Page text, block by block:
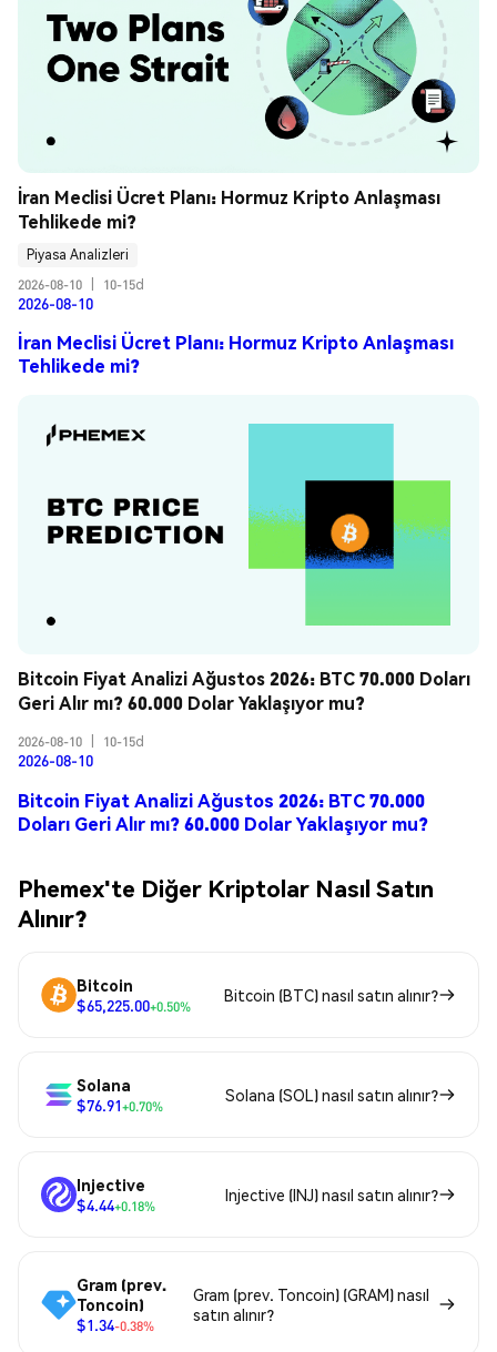
İran Meclisi Ücret Planı: Hormuz Kripto Anlaşması
Tehlikede mi?
Piyasa Analizleri
2026-08-10
10-15d
2026-08-10
İran Meclisi Ücret Planı: Hormuz Kripto Anlaşması
Tehlikede mi?
Bitcoin Fiyat Analizi Ağustos 2026: BTC 70.000 Doları
Geri Alır mı? 60.000 Dolar Yaklaşıyor mu?
2026-08-10 10-15d
2026-08-10
Bitcoin Fiyat Analizi Ağustos 2026: BTC 70.000
Doları Geri Alır mı? 60.000 Dolar Yaklaşıyor mu?
Phemex'te Diğer Kriptolar Nasıl Satın
Alınır?
Bitcoin
$65,225.00+0.50%
Bitcoin (BTC) nasıl satın alınır?
Solana
$76.91+0.70%
Solana (SOL) nasıl satın alınır?
Injective
$4.44+0.18%
Injective (INJ) nasıl satın alınır?
Gram (prev.
Toncoin)
$1.34-0.38%
Gram (prev. Toncoin) (GRAM) nasıl
satın alınır?